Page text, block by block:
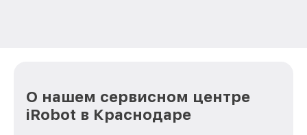
О нашем сервисном центре
iRobot в Краснодаре